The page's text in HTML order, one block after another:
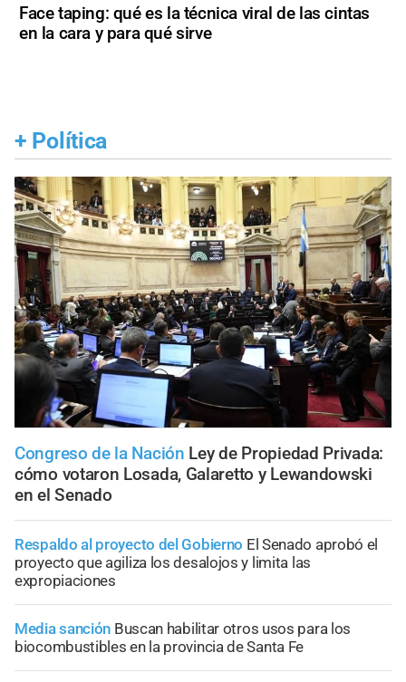
Face taping: qué es la técnica viral de las cintas
en la cara y para qué sirve
+ Política
Congreso de la Nación Ley de Propiedad Privada:
cómo votaron Losada, Galaretto y Lewandowski
en el Senado
Respaldo al proyecto del Gobierno El Senado aprobó el
proyecto que agiliza los desalojos y limita las
expropiaciones
Media sanción Buscan habilitar otros usos para los
biocombustibles en la provincia de Santa Fe